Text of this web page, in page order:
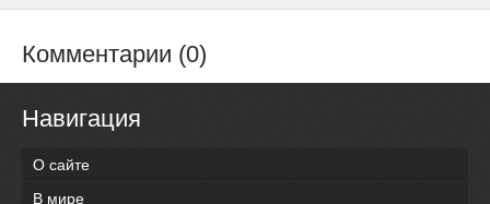
Комментарии (0)
Навигация
О сайте
В мире